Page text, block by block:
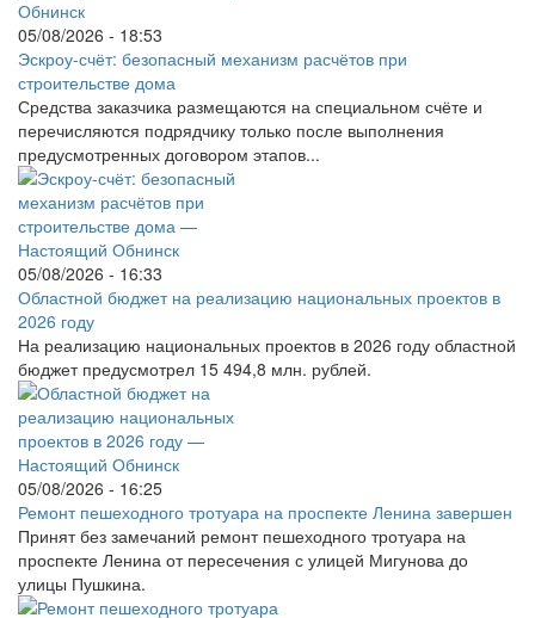
05/08/2026 - 18:53
Эскроу-счёт: безопасный механизм расчётов при
строительстве дома
Средства заказчика размещаются на специальном счёте и
перечисляются подрядчику только после выполнения
предусмотренных договором этапов...
05/08/2026 - 16:33
Областной бюджет на реализацию национальных проектов в
2026 году
На реализацию национальных проектов в 2026 году областной
бюджет предусмотрел 15 494,8 млн. рублей.
05/08/2026 - 16:25
Ремонт пешеходного тротуара на проспекте Ленина завершен
Принят без замечаний ремонт пешеходного тротуара на
проспекте Ленина от пересечения с улицей Мигунова до
улицы Пушкина.